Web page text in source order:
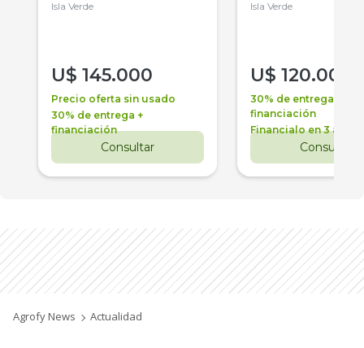
Isla Verde
U$ 145.000
Precio oferta sin usado
30% de entrega +
financiación
Consultar
Isla Verde
U$ 120.000
30% de entrega +
financiación
Financialo en 3 años
Consultar
Agrofy News Actualidad